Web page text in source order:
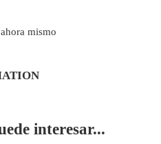
mismo
interesar...